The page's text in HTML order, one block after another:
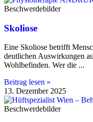
Beschwerdebilder
Skoliose
Eine Skoliose betrifft
deutlichen Auswirkungen
Wohlbefinden. Wer die
Beitrag lesen »
13. Dezember 2025
Beschwerdebilder